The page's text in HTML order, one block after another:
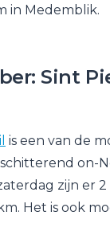
in Medemblik.
Sint
is een van de
on-
zijn er
Het is ook